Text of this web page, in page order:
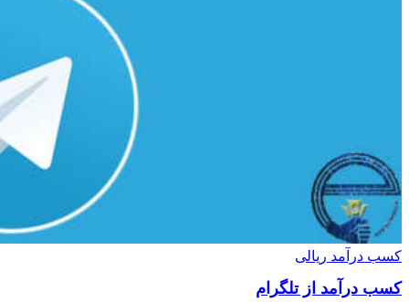
کسب درآمد ریالی
کسب درآمد از تلگرام